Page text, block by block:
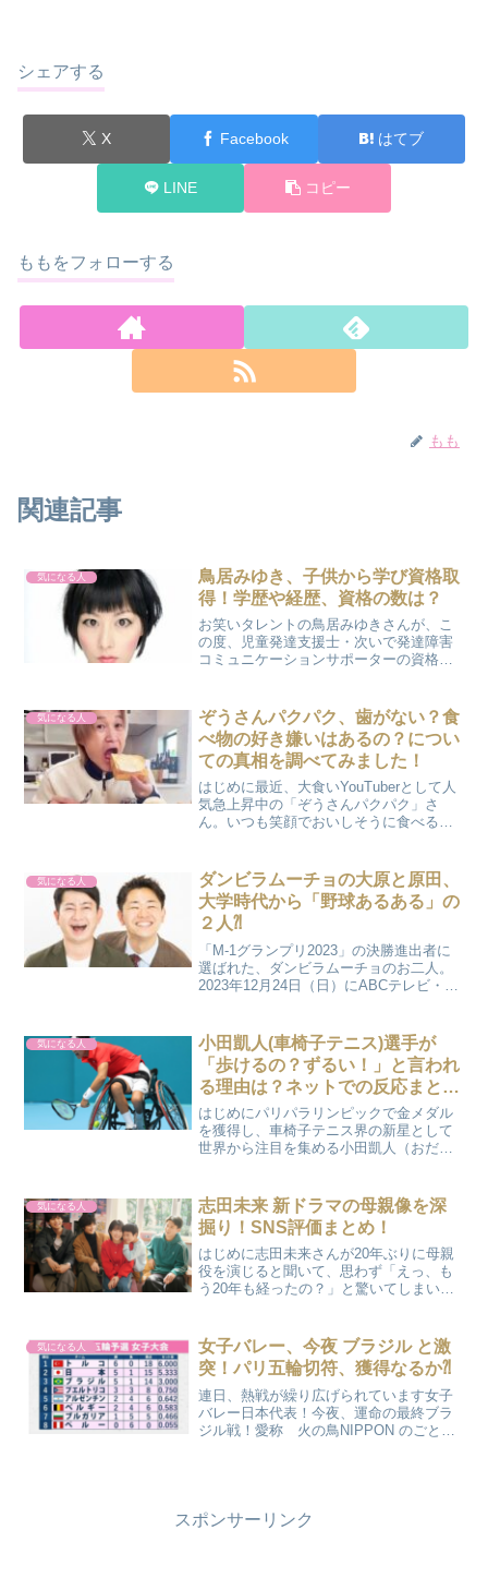
シェアする
X Facebook はてブ
LINE コピー
ももをフォローする
もも
関連記事
気になる人
鳥居みゆき、子供から学び資格取
得！学歴や経歴、資格の数は？
お笑いタレントの鳥居みゆきさんが、こ
の度、児童発達支援士・次いで発達障害
コミュニケーションサポーターの資格を
きっかけだったようです。子供たちから
学び、子供たちに活か...
気になる人
ぞうさんパクパク、歯がない？食
べ物の好き嫌いはあるの？につい
ての真相を調べてみました！
はじめに最近、大食いYouTuberとして人
気急上昇中の「ぞうさんパクパク」さ
ん。いつも笑顔でおいしそうに食べる姿
いって本当？」「食べ物の好き嫌いはあ
るの？」といった気...
気になる人
ダンビラムーチョの大原と原田、
大学時代から「野球あるある」の
２人⁈
「M-1グランプリ2023」の決勝進出者に
選ばれた、ダンビラムーチョのお二人。
2023年12月24日（日）にABCテレビ・テ
れるのでしょうか？ とても楽しみですよ
ね！今...
気になる人
小田凱人(車椅子テニス)選手が
「歩けるの？ずるい！」と言われ
る理由は？ネットでの反応まと
め！
はじめにパリパラリンピックで金メダル
を獲得し、車椅子テニス界の新星として
世界から注目を集める小田凱人（おだ・
われた一人です。しかし、小田選手の活
躍が報道されるたびに、イ...
気になる人
志田未来 新ドラマの母親像を深
掘り！SNS評価まとめ！
はじめに志田未来さんが20年ぶりに母親
役を演じると聞いて、思わず「えっ、も
う20年も経ったの？」と驚いてしまいま
ら、確かに20年という月日が流れたんで
すね。あの...
気になる人
女子バレー、今夜 ブラジル と激
突！パリ五輪切符、獲得なるか⁈
連日、熱戦が繰り広げられています女子
バレー日本代表！今夜、運命の最終ブラ
ジル戦！愛称 火の鳥NIPPON のごと
スポンサーリンク